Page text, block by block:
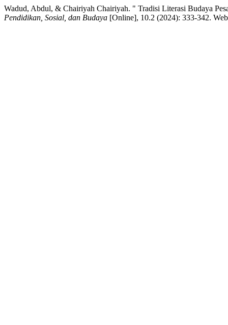
Wadud, Abdul, & Chairiyah Chairiyah. " Tradisi Literasi Budaya
Pendidikan, Sosial, dan Budaya [Online], 10.2 (2024): 333-342.